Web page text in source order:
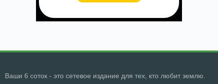
Ваши 6 соток - это сетевое издание для тех, кто любит землю.